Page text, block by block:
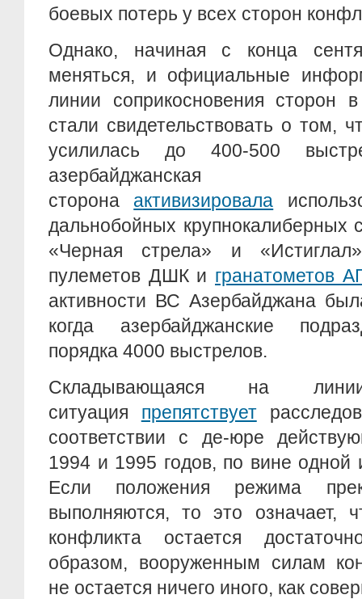
боевых потерь у всех сторон
Однако, начиная с конца
меняться, и официальные
линии соприкосновения сторон
стали свидетельствовать о том,
усилилась до 400-500
азербайджанская
сторона активизировала
дальнобойных крупнокалиберных
«Черная стрела» и
пулеметов ДШК и гранатометов
активности ВС Азербайджана
когда азербайджанские
порядка 4000 выстрелов.
Складывающаяся на линии
ситуация препятствует
соответствии с де-юре
1994 и 1995 годов, по вине одной
Если положения режима
выполняются, то это означает,
конфликта остается
образом, вооруженным силам
не остается ничего иного, как